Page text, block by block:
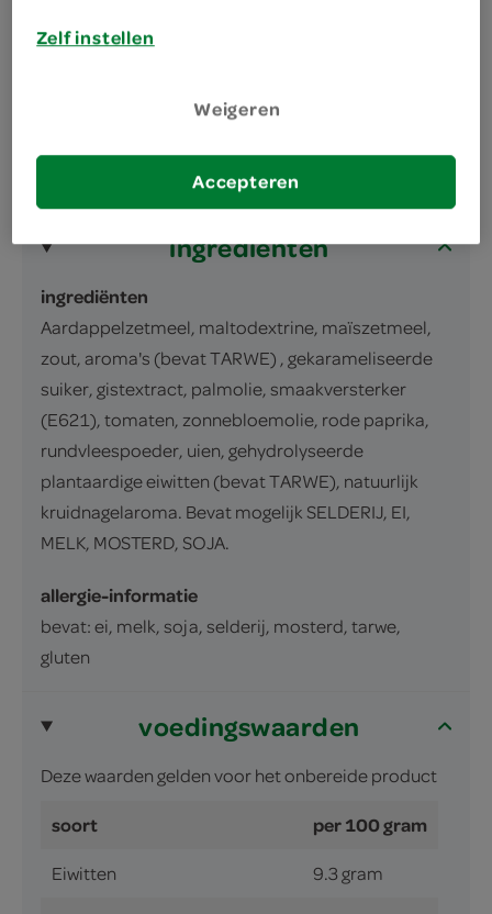
ingrediënten
ingrediënten
Aardappelzetmeel, maltodextrine, maïszetmeel,
zout, aroma's (bevat TARWE) , gekarameliseerde
suiker, gistextract, palmolie, smaakversterker
(E621), tomaten, zonnebloemolie, rode paprika,
rundvleespoeder, uien, gehydrolyseerde
plantaardige eiwitten (bevat TARWE), natuurlijk
kruidnagelaroma. Bevat mogelijk SELDERIJ, EI,
MELK, MOSTERD, SOJA.
allergie-informatie
bevat: ei, melk, soja, selderij, mosterd, tarwe,
gluten
voedingswaarden
Deze waarden gelden voor het onbereide product
soort per 100 gram
Eiwitten 9.3 gram
Zelf instellen
Weigeren
Accepteren